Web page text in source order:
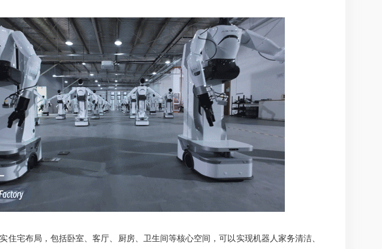
住宅布局，包括卧室、客厅、厨房、卫生间等核心空间，可以实现机器人家务清洁、